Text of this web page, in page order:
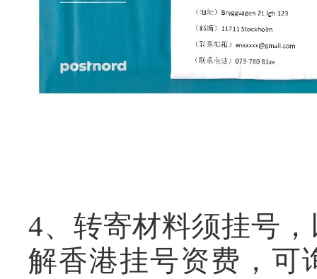
4、 转寄材料须挂号
解香港挂号资费，可